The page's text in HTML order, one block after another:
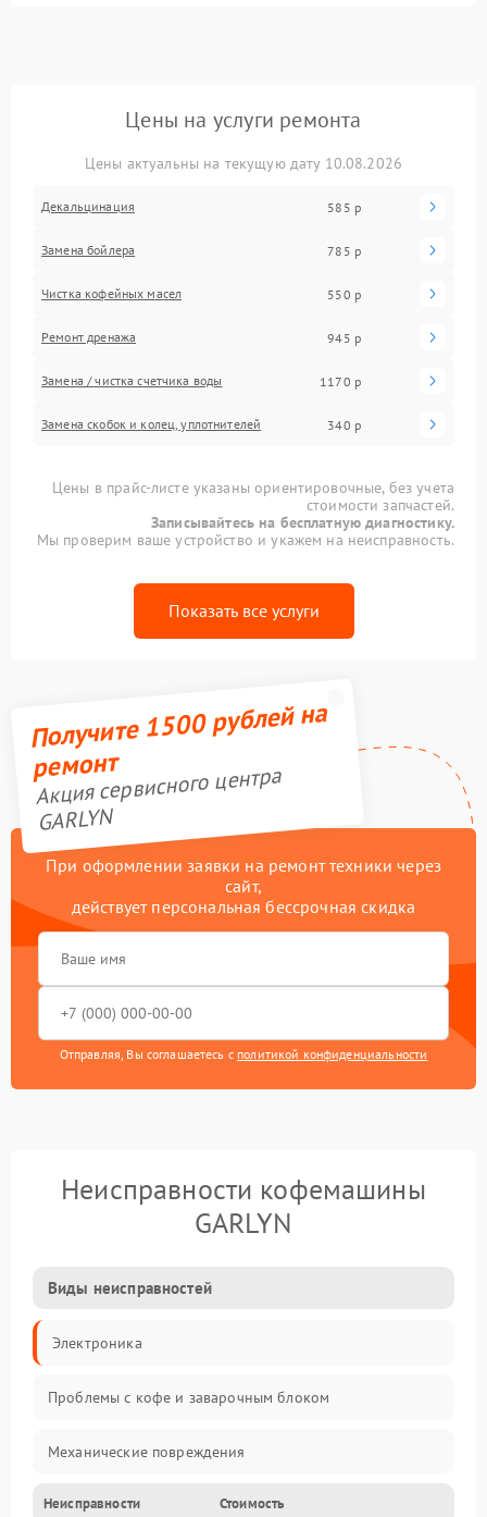
Цены на услуги ремонта
Цены актуальны на текущую дату 10.08.2026
Декальцинация 585 р
Замена бойлера 785 р
Чистка кофейных масел 550 р
Ремонт дренажа 945 р
Замена / чистка счетчика воды 1170 р
Замена скобок и колец, уплотнителей 340 р
Цены в прайс-листе указаны ориентировочные, без учета
стоимости запчастей.
Записывайтесь на бесплатную диагностику.
Мы проверим ваше устройство и укажем на неисправность.
Показать все услуги
Получите 1500 рублей на
ремонт
Акция сервисного центра
GARLYN
При оформлении заявки на ремонт техники через
сайт,
действует персональная бессрочная скидка
Отправляя, Вы соглашаетесь с политикой конфиденциальности
Неисправности кофемашины
GARLYN
Виды неисправностей
Электроника
Проблемы с кофе и заварочным блоком
Механические повреждения
Прочие неисправности
Неисправности Стоимость